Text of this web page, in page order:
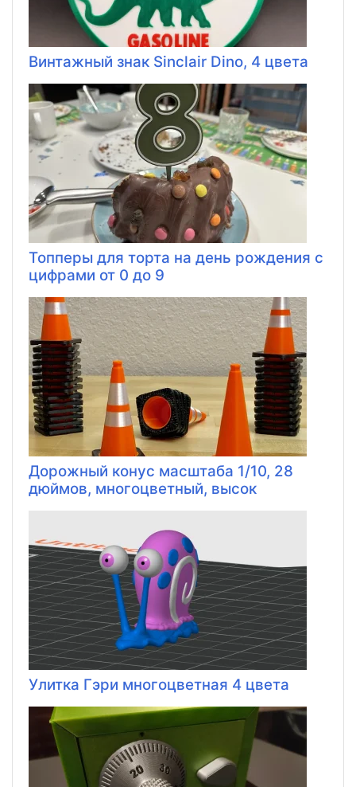
Винтажный знак Sinclair Dino, 4 цвета
Топперы для торта на день рождения с
цифрами от 0 до 9
Дорожный конус масштаба 1/10, 28
дюймов, многоцветный, высок
Улитка Гэри многоцветная 4 цвета